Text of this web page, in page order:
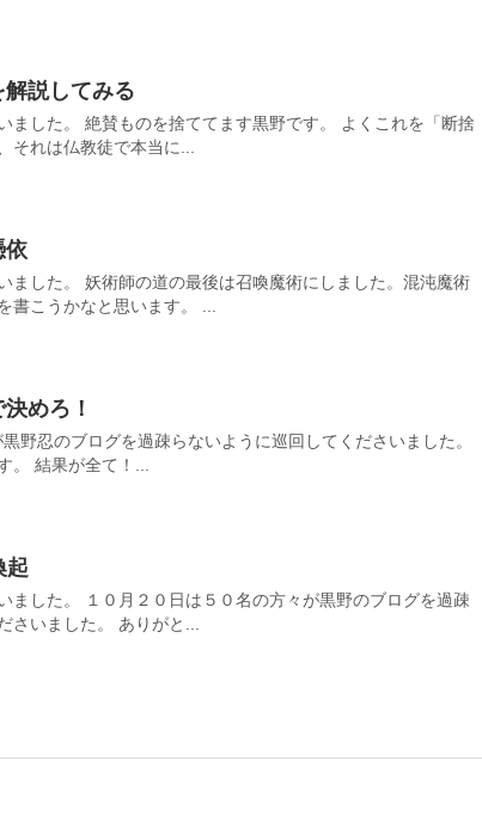
解説してみる
ました。 絶賛ものを捨ててます黒野です。 よくこれを「断捨
それは仏教徒で本当に...
依
ました。 妖術師の道の最後は召喚魔術にしました。混沌魔術
書こうかなと思います。 ...
めろ！
野忍のブログを過疎らないように巡回してくださいました。
。 結果が全て！...
起
ました。 １０月２０日は５０名の方々が黒野のブログを過疎
さいました。 ありがと...